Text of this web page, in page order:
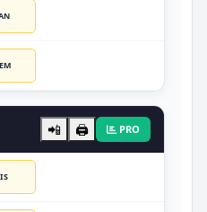
📲 🖨️ PRO